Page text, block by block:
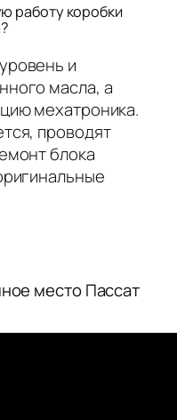
работу коробки
и
масла, а
мехатроника.
проводят
блока
место Пассат